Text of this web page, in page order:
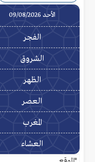
الأحد 09/08/2026
الفجر
الشروق
الظهر
العصر
المغرب
العشاء